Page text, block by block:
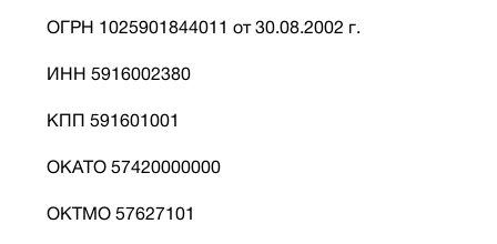
ОГРН 1025901844011 от 30.08.2002 г.
ИНН 5916002380
КПП 591601001
ОКАТО 57420000000
ОКТМО 57627101